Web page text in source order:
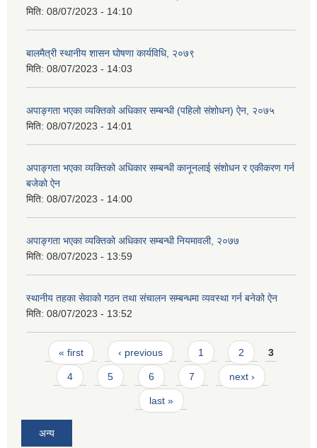
मिति: 08/07/2023 - 14:10
बालमैत्री स्थानीय शासन घोषणा कार्यविधि,‍ २०७९
मिति: 08/07/2023 - 14:03
अपाङ्गता भएका व्यक्तिको अधिकार सम्बन्धी (पहिलो संशोधन) ऐन, २०७५
मिति: 08/07/2023 - 14:01
अपाङ्गता भएका व्यक्तिको अधिकार सम्बन्धी कानूनलाई संशोधन र एकीकरण गर्न
बजेको ऐन
मिति: 08/07/2023 - 14:00
अपाङ्गता भएका व्यक्तिको अधिकार सम्बन्धी नियमावली, २०७७
मिति: 08/07/2023 - 13:59
स्थानीय तहका सेवाको गठन तथा संचालन सम्बन्धमा व्यवस्था गर्न बनेको ऐन
मिति: 08/07/2023 - 13:52
Pages
« first ‹ previous 1 2 3
4 5 6 7 next ›
last »
अन्य